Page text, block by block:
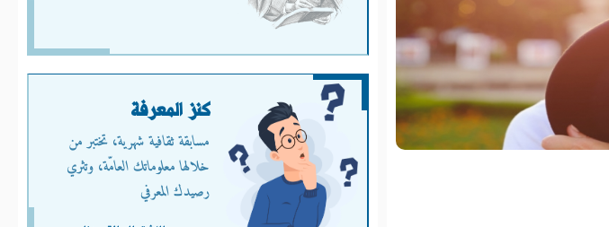
كنز المعرفة
مسابقة ثقافية شهرية، تختبر من
خلالها معلوماتك العامّة، وتثري
رصيدك المعرفي